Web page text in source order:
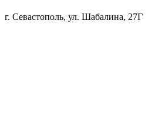
г. Севастополь, ул. Шабалина, 27Г